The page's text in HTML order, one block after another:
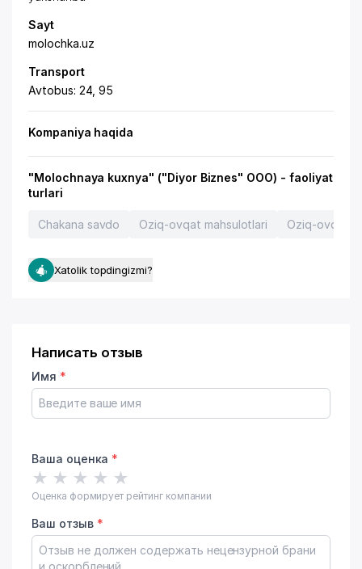
Sayt
molochka.uz
Transport
Avtobus: 24, 95
Kompaniya haqida
"Molochnaya kuxnya" ("Diyor Biznes" OOO) - faoliyat
turlari
Chakana savdo Oziq-ovqat mahsulotlari Oziq-ovqat
Xatolik topdingizmi?
Написать отзыв
Имя *
Ваша оценка *
★ ★ ★ ★ ★
Оценка формирует рейтинг компании
Ваш отзыв *